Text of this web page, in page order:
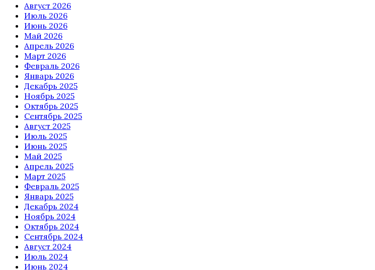
Август 2026
Июль 2026
Июнь 2026
Май 2026
Апрель 2026
Март 2026
Февраль 2026
Январь 2026
Декабрь 2025
Ноябрь 2025
Октябрь 2025
Сентябрь 2025
Август 2025
Июль 2025
Июнь 2025
Май 2025
Апрель 2025
Март 2025
Февраль 2025
Январь 2025
Декабрь 2024
Ноябрь 2024
Октябрь 2024
Сентябрь 2024
Август 2024
Июль 2024
Июнь 2024